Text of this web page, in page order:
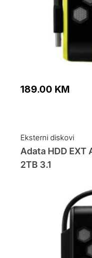
189.00 KM
Eksterni diskovi
Adata HDD EXT
2TB 3.1